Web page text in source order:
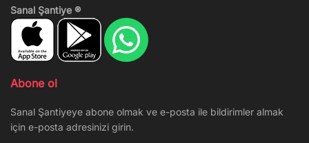
Sanal Şantiye ®
Abone ol
Sanal Şantiyeye abone olmak ve e-posta ile bildirimler almak
için e-posta adresinizi girin.